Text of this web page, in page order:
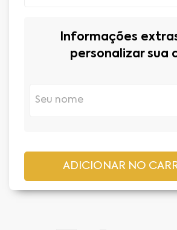
Informações
personalizar sua